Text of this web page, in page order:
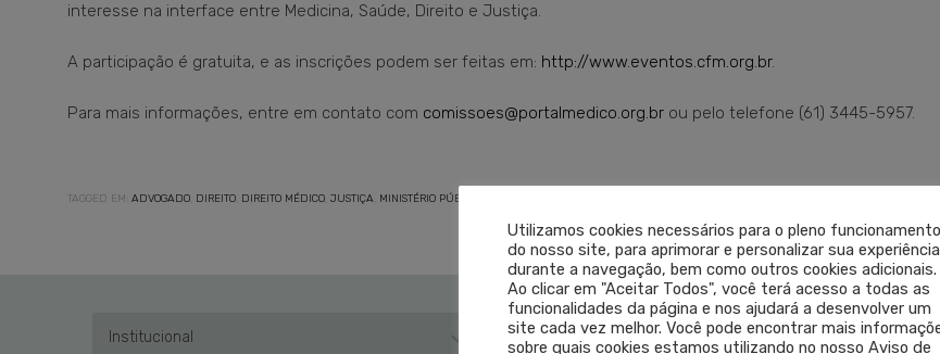
interesse na interface entre Medicina, Saúde, Direito e Justiça.
A participação é gratuita, e as inscrições podem ser feitas em: http://www.eventos.cfm.org.br.
Para mais informações, entre em contato com comissoes@portalmedico.org.br ou pelo telefone (61) 3445-5957.
TAGGED EM: ADVOGADO DIREITO DIREITO MÉDICO JUSTIÇA MINISTÉRIO PÚBLICO
Institucional
Utilizamos cookies necessários para o pleno funcionamento
do nosso site, para aprimorar e personalizar sua experiência
durante a navegação, bem como outros cookies adicionais.
Ao clicar em "Aceitar Todos", você terá acesso a todas as
funcionalidades da página e nos ajudará a desenvolver um
site cada vez melhor. Você pode encontrar mais
sobre quais cookies estamos utilizando no nosso Aviso de